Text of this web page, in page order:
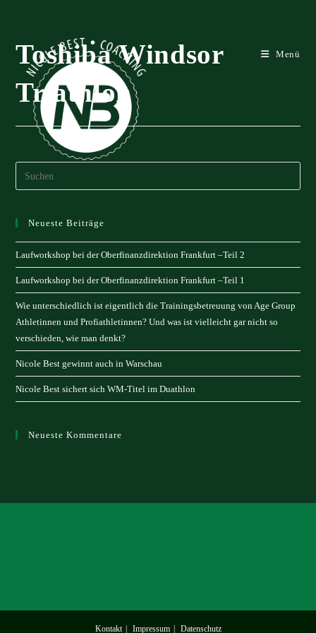
springen
Menü
Toshiba Windsor
Triathlon
Neueste Beiträge
Laufworkshop bei der Oberfinanzdirektion Frankfurt –Teil 2
Laufworkshop bei der Oberfinanzdirektion Frankfurt –Teil 1
Wie unterschiedlich ist eigentlich die Trainingsbetreuung von Age Group
Athletinnen und Profiathletinnen? Und was ist vielleicht gar nicht so
verschieden, wie man denkt?
Nicole Best gewinnt auch in Warschau
Nicole Best sichert sich WM-Titel im Duathlon
Neueste Kommentare
Kontakt Impressum Datenschutz